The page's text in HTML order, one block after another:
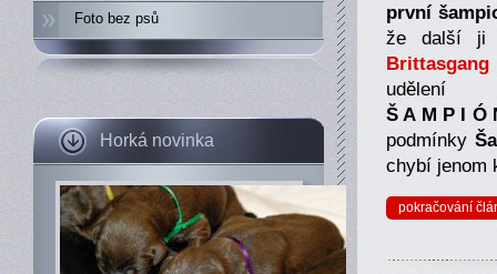
Foto bez psů
Horká novinka
první
že další ji
Brittasgang
udělení
Š A M P I
podmínky
chybí jenom
pokračování